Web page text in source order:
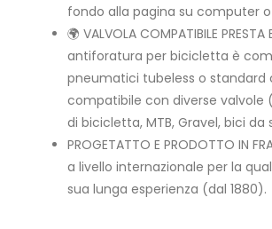
fondo alla pagina su computer
🌍 VALVOLA COMPATIBILE
antiforatura per bicicletta è
pneumatici tubeless o standard
compatibile con diverse valvole
di bicicletta, MTB, Gravel, bici da
PROGETATTO E PRODOTTO IN
a livello internazionale per la
sua lunga esperienza (dal 1880).